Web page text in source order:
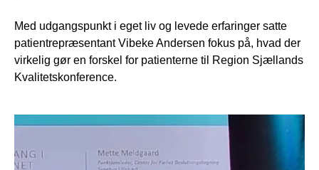
Med udgangspunkt i eget liv og levede erfaringer satte
patientrepræsentant Vibeke Andersen fokus på, hvad der
virkelig gør en forskel for patienterne til Region Sjællands
Kvalitetskonference.